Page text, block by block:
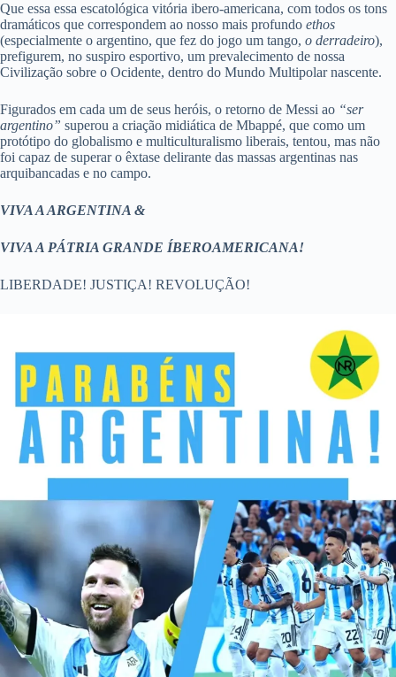
Que essa essa escatológica vitória ibero-americana, com todos os tons
dramáticos que correspondem ao nosso mais profundo ethos
(especialmente o argentino, que fez do jogo um tango, o derradeiro),
prefigurem, no suspiro esportivo, um prevalecimento de nossa
Civilização sobre o Ocidente, dentro do Mundo Multipolar nascente.
Figurados em cada um de seus heróis, o retorno de Messi ao “ser
argentino” superou a criação midiática de Mbappé, que como um
protótipo do globalismo e multiculturalismo liberais, tentou, mas não
foi capaz de superar o êxtase delirante das massas argentinas nas
arquibancadas e no campo.
VIVA A ARGENTINA &
VIVA A PÁTRIA GRANDE ÍBEROAMERICANA!
LIBERDADE! JUSTIÇA! REVOLUÇÃO!